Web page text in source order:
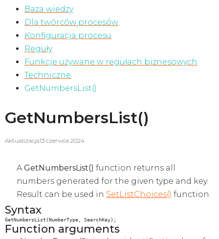
Baza wiedzy
Dla twórców procesów
Konfiguracja procesu
Reguły
Funkcje używane w regułach biznesowych
Techniczne
GetNumbersList()
GetNumbersList()
Aktualizacja13 czerwca 2024
A GetNumbersList() function returns all
numbers generated for the given type and key.
Result can be used in SetListChoices() function.
Syntax
GetNumbersList(NumberType, SearchKey);
Function arguments